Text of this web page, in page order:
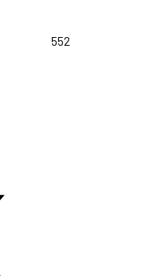
552